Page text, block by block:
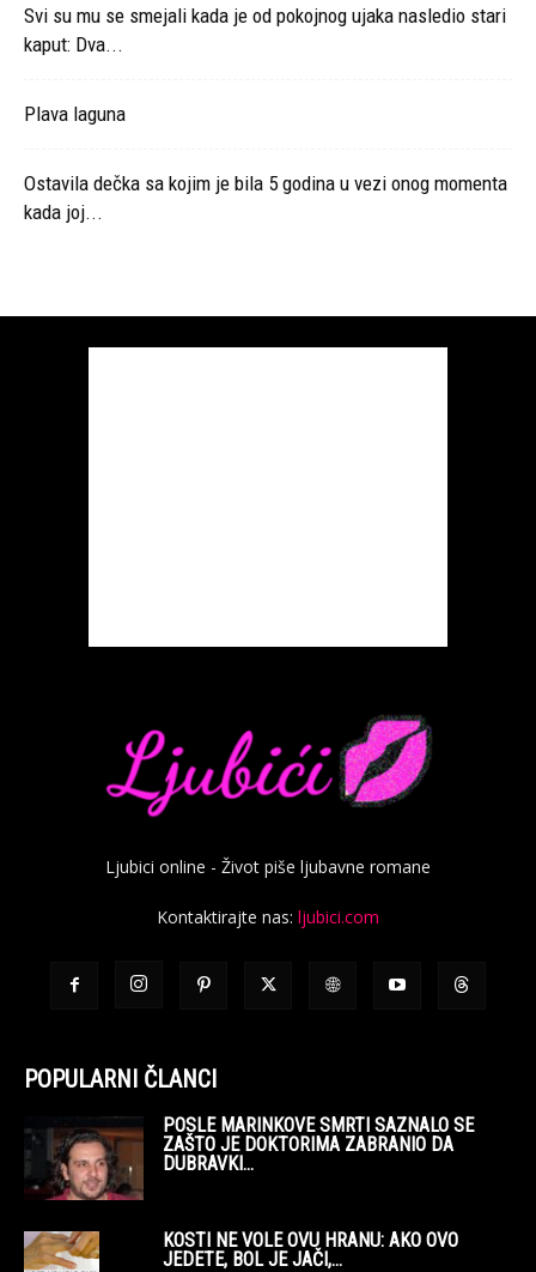
Svi su mu se smejali kada je od pokojnog ujaka nasledio stari
kaput: Dva...
Plava laguna
Ostavila dečka sa kojim je bila 5 godina u vezi onog momenta
kada joj...
Ljubici online - Život piše ljubavne romane
Kontaktirajte nas: ljubici.com
POPULARNI ČLANCI
POSLE MARINKOVE SMRTI SAZNALO SE
ZAŠTO JE DOKTORIMA ZABRANIO DA
DUBRAVKI...
KOSTI NE VOLE OVU HRANU: AKO OVO
JEDETE, BOL JE JAČI,...